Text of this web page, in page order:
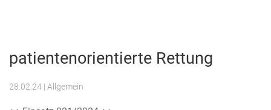
Feuerwehr
patientenorientierte Rettung
28.02.24 | Allgemein